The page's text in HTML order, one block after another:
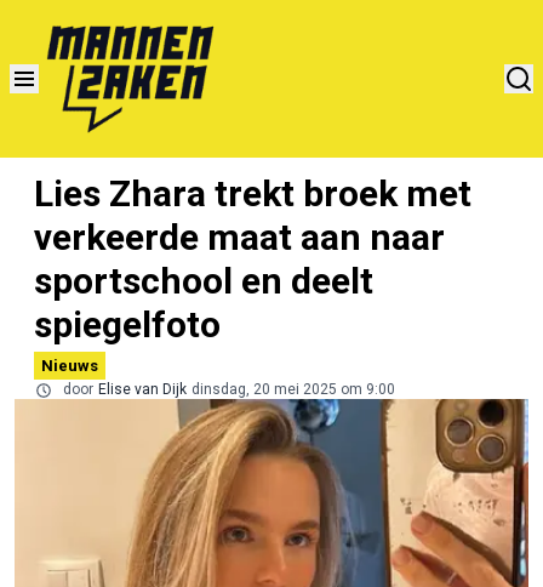
Lies Zhara trekt broek met
verkeerde maat aan naar
sportschool en deelt
spiegelfoto
Nieuws
door Elise van Dijk dinsdag, 20 mei 2025 om 9:00